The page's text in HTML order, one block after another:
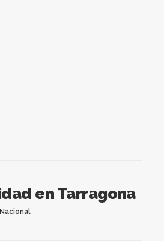
en Tarragona
Nacional